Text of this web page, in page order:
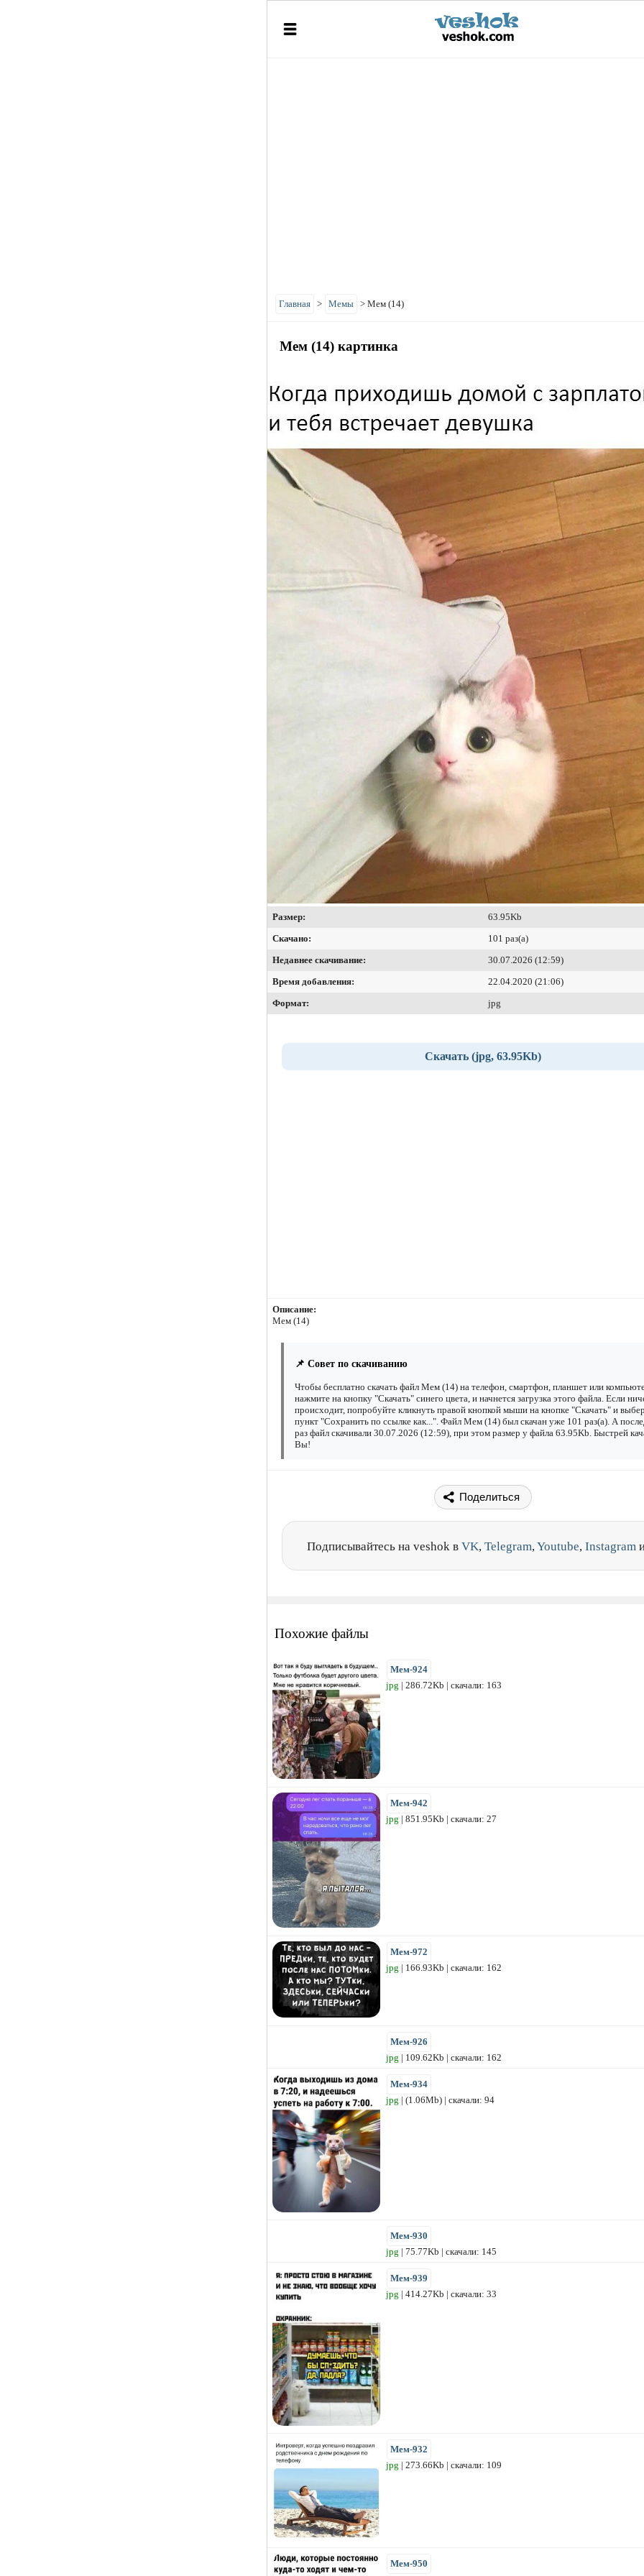
Главная > Мемы > Мем (14)
Мем (14) картинка
Размер:
63.95Kb
Скачано:
101 раз(а)
Недавнее скачивание:
30.07.2026 (12:59)
Время добавления:
22.04.2020 (21:06)
Формат:
jpg
Скачать (jpg, 63.95Kb)
Описание:
Мем (14)
📌 Совет по скачиванию
Чтобы бесплатно скачать файл Мем (14) на телефон, смартфон, планшет или
нажмите на кнопку "Скачать" синего цвета, и начнется загрузка этого файла. Если
происходит, попробуйте кликнуть правой кнопкой мыши на кнопке "Скачать" и
пункт "Сохранить по ссылке как...". Файл Мем (14) был скачан уже 101 раз(а). А
раз файл скачивали 30.07.2026 (12:59), при этом размер у файла 63.95Kb. Быстрей
Вы!
Поделиться
Подписывайтесь на veshok в VK, Telegram,Youtube, Instagram
Похожие файлы
Мем-924
jpg | 286.72Kb | скачали: 163
Мем-942
jpg | 851.95Kb | скачали: 27
Мем-972
jpg | 166.93Kb | скачали: 162
Мем-926
jpg | 109.62Kb | скачали: 162
Мем-934
jpg | (1.06Mb) | скачали: 94
Мем-930
jpg | 75.77Kb | скачали: 145
Мем-939
jpg | 414.27Kb | скачали: 33
Мем-932
jpg | 273.66Kb | скачали: 109
Мем-950